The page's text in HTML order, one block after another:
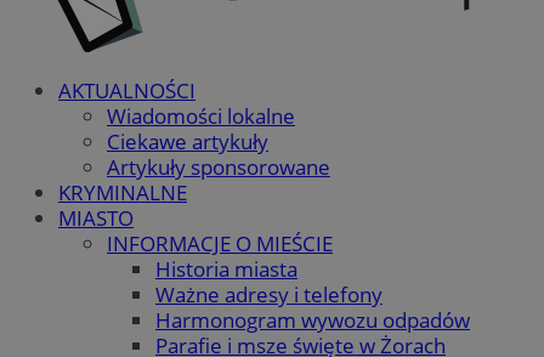
AKTUALNOŚCI
Wiadomości lokalne
Ciekawe artykuły
Artykuły sponsorowane
KRYMINALNE
MIASTO
INFORMACJE O MIEŚCIE
Historia miasta
Ważne adresy i telefony
Harmonogram wywozu odpadów
Parafie i msze święte w Żorach